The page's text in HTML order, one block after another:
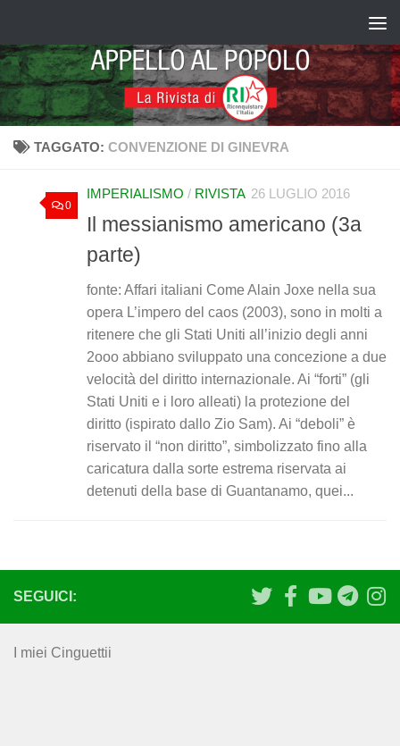
TAGGATO: CONVENZIONE DI GINEVRA
0
IMPERIALISMO / RIVISTA 26 LUGLIO 2016
Il messianismo americano (3a
parte)
fonte: Affari italiani Come Alain Joxe nella sua
opera L’impero del caos (2003), sono in molti a
ritenere che gli Stati Uniti all’inizio degli anni
2ooo abbiano sviluppato una concezione a due
velocità del diritto internazionale. Ai “forti” (gli
Stati Uniti e i loro alleati) la protezione del
diritto (ispirato dallo Zio Sam). Ai “deboli” è
riservato il “non diritto”, simbolizzato fino alla
caricatura dalla sorte estrema riservata ai
detenuti della base di Guantanamo, quei...
SEGUICI:
I miei Cinguettii